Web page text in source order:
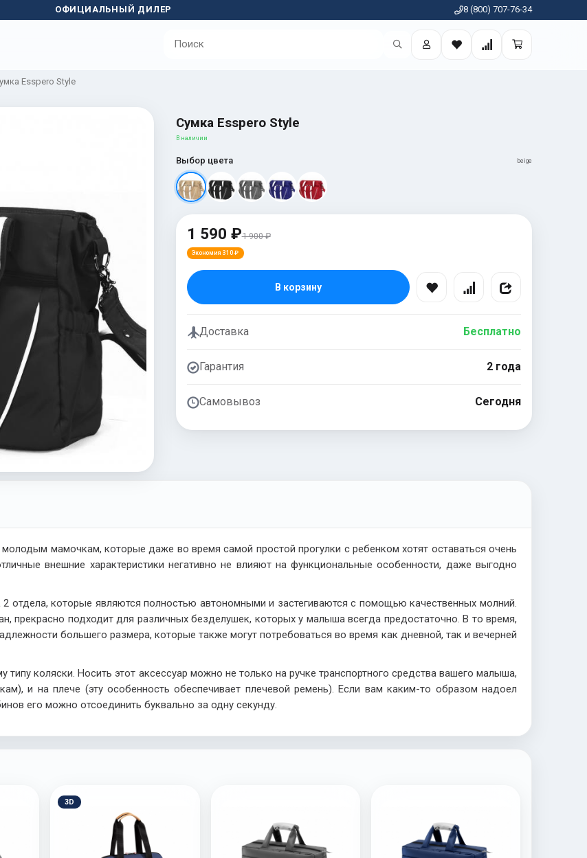
ОФИЦИАЛЬНЫЙ ДИЛЕР 8 (800) 707-76-34
Esspero Style
Сумка Esspero Style
В наличии
Выбор цвета beige
1 590 ₽1 900 ₽
Экономия 310 ₽
В корзину
Доставка Бесплатно
Гарантия 2 года
Самовывоз Сегодня
молодым мамочкам, которые даже во время самой простой прогулки с ребенком хотят оставаться очень
внешние характеристики негативно не влияют на функциональные особенности, даже выгодно
отдела, которые являются полностью автономными и застегиваются с помощью качественных молний.
прекрасно подходит для различных безделушек, которых у малыша всегда предостаточно. В то время,
большего размера, которые также могут потребоваться во время как дневной, так и вечерней
коляски. Носить этот аксессуар можно не только на ручке транспортного средства вашего малыша,
и на плече (эту особенность обеспечивает плечевой ремень). Если вам каким-то образом надоел
его можно отсоединить буквально за одну секунду.
3D